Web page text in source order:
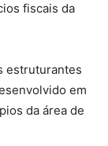
fiscais da
estruturantes
em
da área de